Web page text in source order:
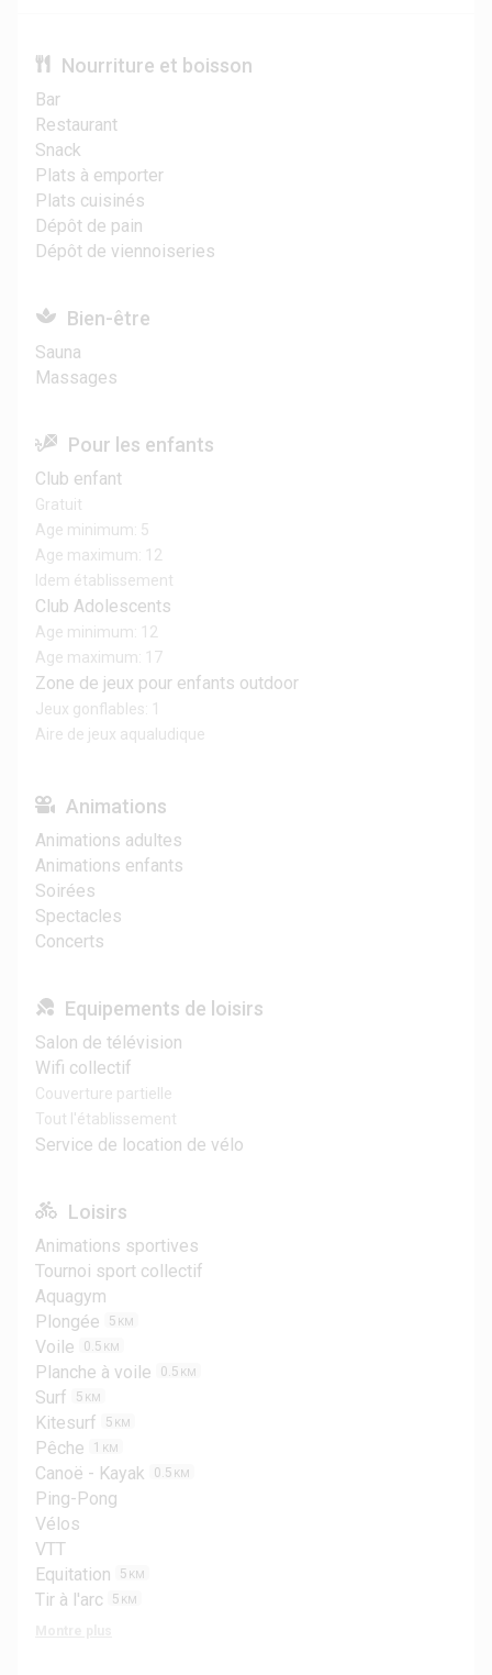
Nourriture et boisson
Bar
Restaurant
Snack
Plats à emporter
Plats cuisinés
Dépôt de pain
Dépôt de viennoiseries
Bien-être
Sauna
Massages
Pour les enfants
Club enfant
Gratuit
Age minimum: 5
Age maximum: 12
Idem établissement
Club Adolescents
Age minimum: 12
Age maximum: 17
Zone de jeux pour enfants outdoor
Jeux gonflables: 1
Aire de jeux aqualudique
Animations
Animations adultes
Animations enfants
Soirées
Spectacles
Concerts
Equipements de loisirs
Salon de télévision
Wifi collectif
Couverture partielle
Tout l'établissement
Service de location de vélo
Loisirs
Animations sportives
Tournoi sport collectif
Aquagym
Plongée
5 KM
Voile 0.5 KM
Planche à voile 0.5 KM
Surf 5 KM
Kitesurf 5 KM
Pêche 1 KM
Canoë - Kayak 0.5 KM
Ping-Pong
Vélos
VTT
Equitation
5 KM
Tir à l'arc 5 KM